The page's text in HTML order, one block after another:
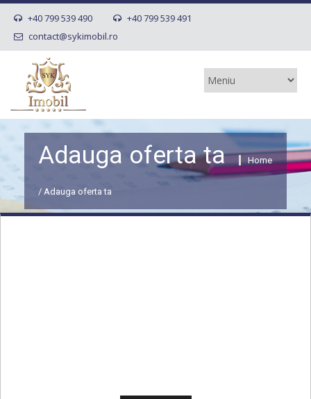
+40 799 539 490
+40 799 539 491
contact@sykimobil.ro
Adauga oferta ta Home
/ Adauga oferta ta